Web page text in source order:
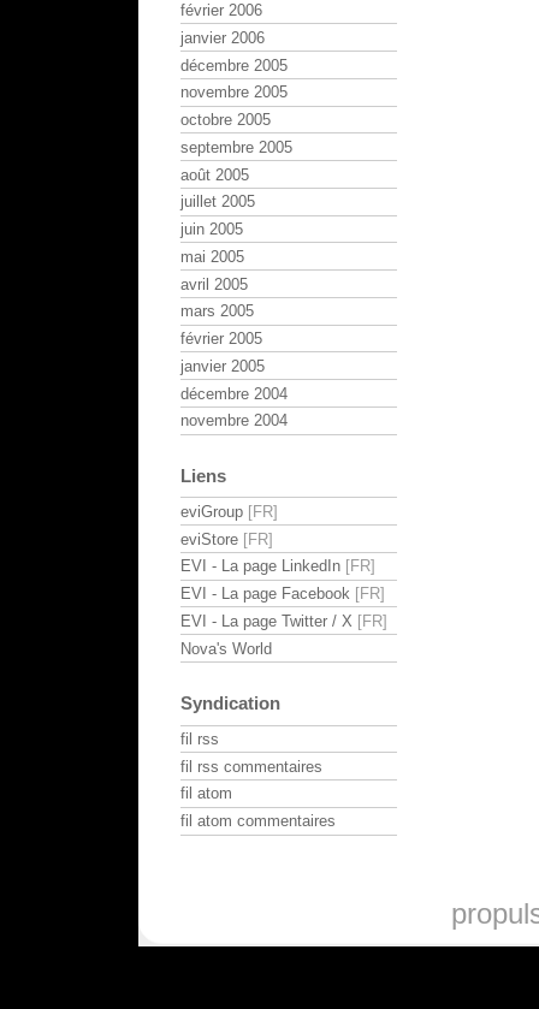
février 2006
janvier 2006
décembre 2005
novembre 2005
octobre 2005
septembre 2005
août 2005
juillet 2005
juin 2005
mai 2005
avril 2005
mars 2005
février 2005
janvier 2005
décembre 2004
novembre 2004
Liens
eviGroup
eviStore
EVI - La page LinkedIn
EVI - La page Facebook
EVI - La page Twitter / X
Nova's World
Syndication
fil rss
fil rss commentaires
fil atom
fil atom commentaires